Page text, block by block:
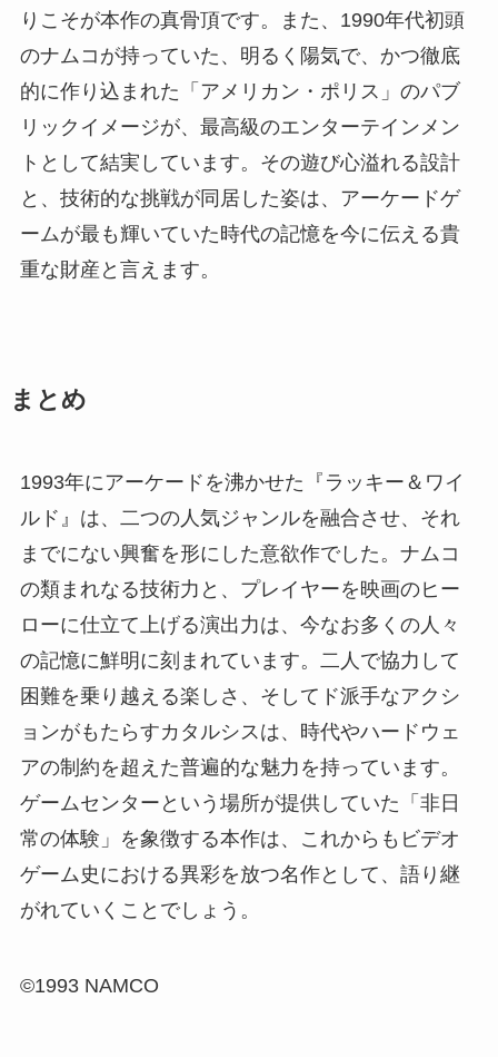
りこそが本作の真骨頂です。また、1990年代初頭
のナムコが持っていた、明るく陽気で、かつ徹底
的に作り込まれた「アメリカン・ポリス」のパブ
リックイメージが、最高級のエンターテインメン
トとして結実しています。その遊び心溢れる設計
と、技術的な挑戦が同居した姿は、アーケードゲ
ームが最も輝いていた時代の記憶を今に伝える貴
重な財産と言えます。
まとめ
1993年にアーケードを沸かせた『ラッキー＆ワイ
ルド』は、二つの人気ジャンルを融合させ、それ
までにない興奮を形にした意欲作でした。ナムコ
の類まれなる技術力と、プレイヤーを映画のヒー
ローに仕立て上げる演出力は、今なお多くの人々
の記憶に鮮明に刻まれています。二人で協力して
困難を乗り越える楽しさ、そしてド派手なアクシ
ョンがもたらすカタルシスは、時代やハードウェ
アの制約を超えた普遍的な魅力を持っています。
ゲームセンターという場所が提供していた「非日
常の体験」を象徴する本作は、これからもビデオ
ゲーム史における異彩を放つ名作として、語り継
がれていくことでしょう。
©1993 NAMCO